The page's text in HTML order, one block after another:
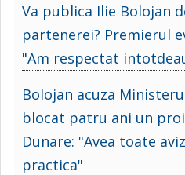
Va publica Ilie Bolojan
partenerei? Premierul
"Am respectat
Bolojan acuza
blocat patru ani un
Dunare: "Avea toate
practica"